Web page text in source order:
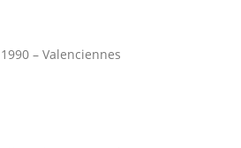
1990 – Valenciennes